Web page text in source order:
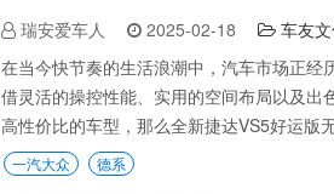
瑞安爱车人 2025-02-18 车友
在当今快节奏的生活浪潮中，汽车市场正
借灵活的操控性能、实用的空间布局以及
高性价比的车型，那么全新捷达VS5好运版
一汽大众 德系